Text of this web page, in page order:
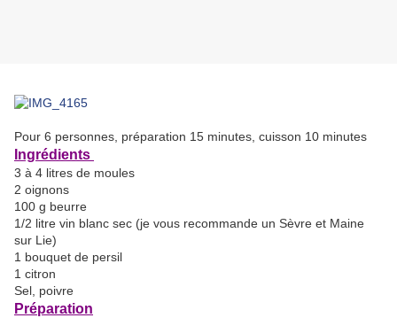
Pour 6 personnes, préparation 15 minutes, cuisson 10 minutes
Ingrédients
3 à 4 litres de moules
2 oignons
100 g beurre
1/2 litre vin blanc sec (je vous recommande un Sèvre et Maine
sur Lie)
1 bouquet de persil
1 citron
Sel, poivre
Préparation